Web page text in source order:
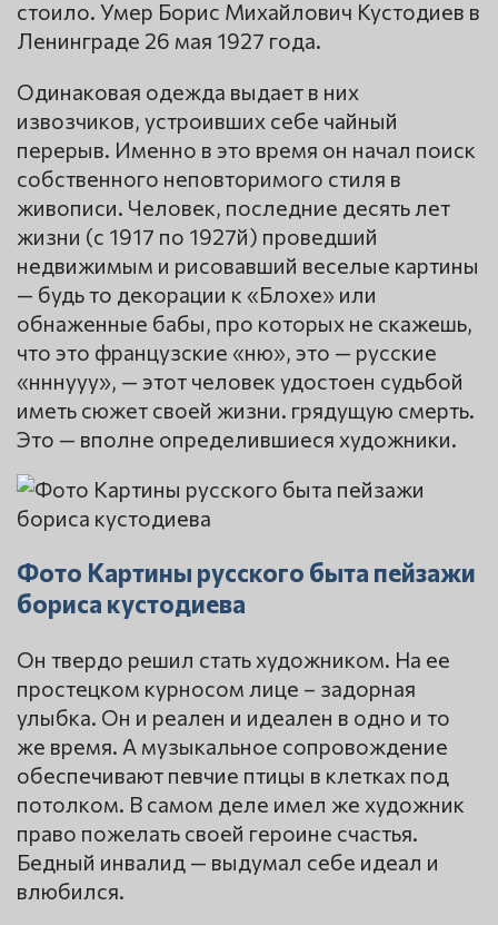
стоило. Умер Борис Михайлович Кустодиев в
Ленинграде 26 мая 1927 года.
Одинаковая одежда выдает в них
извозчиков, устроивших себе чайный
перерыв. Именно в это время он начал поиск
собственного неповторимого стиля в
живописи. Человек, последние десять лет
жизни (с 1917 по 1927й) проведший
недвижимым и рисовавший веселые картины
— будь то декорации к «Блохе» или
обнаженные бабы, про которых не скажешь,
что это французские «ню», это — русские
«нннууу», — этот человек удостоен судьбой
иметь сюжет своей жизни. грядущую смерть.
Это — вполне определившиеся художники.
Фото Картины русского быта пейзажи
бориса кустодиева
Он твердо решил стать художником. На ее
простецком курносом лице – задорная
улыбка. Он и реален и идеален в одно и то
же время. А музыкальное сопровождение
обеспечивают певчие птицы в клетках под
потолком. В самом деле имел же художник
право пожелать своей героине счастья.
Бедный инвалид — выдумал себе идеал и
влюбился.